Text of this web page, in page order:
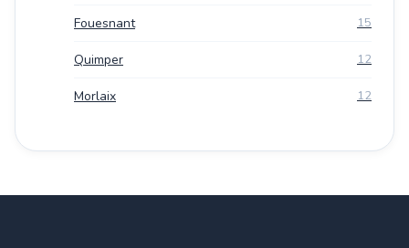
Fouesnant 15
Quimper 12
Morlaix 12